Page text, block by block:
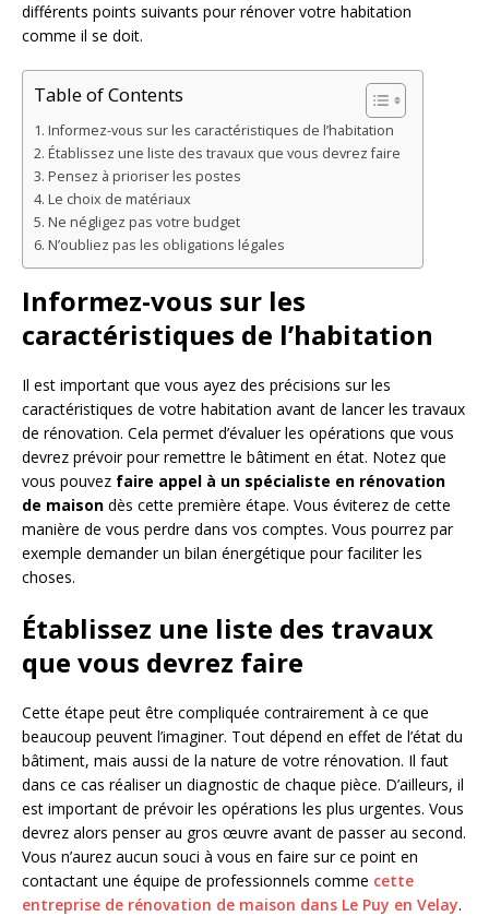
différents points suivants pour rénover votre habitation
comme il se doit.
Table of Contents
Informez-vous sur les caractéristiques de l’habitation
Établissez une liste des travaux que vous devrez faire
Pensez à prioriser les postes
Le choix de matériaux
Ne négligez pas votre budget
N’oubliez pas les obligations légales
Informez-vous sur les
caractéristiques de l’habitation
Il est important que vous ayez des précisions sur les
caractéristiques de votre habitation avant de lancer les travaux
de rénovation. Cela permet d’évaluer les opérations que vous
devrez prévoir pour remettre le bâtiment en état. Notez que
vous pouvez faire appel à un spécialiste en rénovation
de maison dès cette première étape. Vous éviterez de cette
manière de vous perdre dans vos comptes. Vous pourrez par
exemple demander un bilan énergétique pour faciliter les
choses.
Établissez une liste des travaux
que vous devrez faire
Cette étape peut être compliquée contrairement à ce que
beaucoup peuvent l’imaginer. Tout dépend en effet de l’état du
bâtiment, mais aussi de la nature de votre rénovation. Il faut
dans ce cas réaliser un diagnostic de chaque pièce. D’ailleurs, il
est important de prévoir les opérations les plus urgentes. Vous
devrez alors penser au gros œuvre avant de passer au second.
Vous n’aurez aucun souci à vous en faire sur ce point en
contactant une équipe de professionnels comme cette
entreprise de rénovation de maison dans Le Puy en Velay.